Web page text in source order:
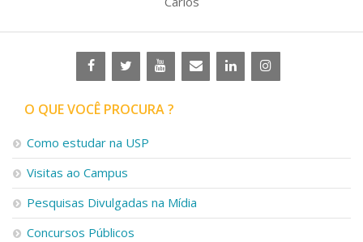
O QUE VOCÊ PROCURA ?
Como estudar na USP
Visitas ao Campus
Pesquisas Divulgadas na Mídia
Concursos Públicos